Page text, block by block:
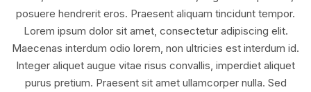
posuere hendrerit eros. Praesent aliquam tincidunt tempor.
Lorem ipsum dolor sit amet, consectetur adipiscing elit.
Maecenas interdum odio lorem, non ultricies est interdum id.
Integer aliquet augue vitae risus convallis, imperdiet aliquet
purus pretium. Praesent sit amet ullamcorper nulla. Sed